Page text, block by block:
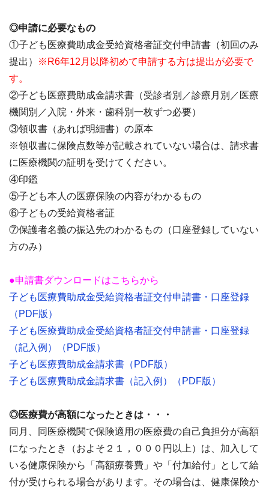
◎申請に必要なもの
①子ども医療費助成金受給資格者証交付申請書（初回のみ
提出）
※R6年12月以降初めて申請する方は提出が必要で
す。
②子ども医療費助成金請求書（受診者別／診療月別／医療
機関別／入院・外来・歯科別一枚ずつ必要）
③領収書（あれば明細書）の原本
※領収書に保険点数等が記載されていない場合は、請求書
に医療機関の証明を受けてください。
④印鑑
⑤子ども本人の医療保険の内容がわかるもの
⑥子どもの受給資格者証
⑦保護者名義の振込先のわかるもの（口座登録していない
方のみ）
●申請書ダウンロードはこちらから
子ども医療費助成金受給資格者証交付申請書・口座登録
（PDF版）
子ども医療費助成金受給資格者証交付申請書・口座登録
（記入例）（PDF版）
子ども医療費助成金請求書（PDF版）
子ども医療費助成金請求書（記入例）（PDF版）
◎医療費が高額になったときは・・・
同月、同医療機関で保険適用の医療費の自己負担分が高額
になったとき（およそ２１，０００円以上）は、加入して
いる健康保険から「高額療養費」や「付加給付」として給
付が受けられる場合があります。その場合は、健康保険か